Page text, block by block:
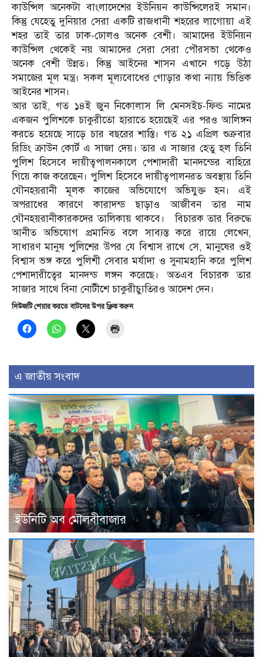
কাউন্সিল অনেকটা বাংলাদেশের ইউনিয়ন কাউন্সিলেরই সমান।
কিন্তু যেহেতু দুনিয়ার সেরা একটি রাজধানী শহরের লাগোয়া এই
শহর তাই তার ঢাক-ঢোলও অনেক বেশী। আমাদের ইউনিয়ন
কাউন্সিল থেকেই নয় আমাদের সেরা সেরা পৌরসভা থেকেও
অনেক বেশী উন্নত। কিন্তু আইনের শাসন এখানে গড়ে উঠা
সমাজের মূল মন্ত্র। সকল মূল্যবোধের গোড়ার কথা ন্যায় ভিত্তিক
আইনের শাসন।
আর তাই, গত ১৪ই জুন নিকোলাস লি মেনসইচ-ফিল্ড নামের
একজন পুলিশকে চাকুরীতো হারাতে হয়েছেই এর পরও আলিঙ্গন
করতে হয়েছে সাড়ে চার বছরের শাস্তি। গত ২১ এপ্রিল শুক্রবার
রিডিং ক্রাউন কোর্ট এ সাজা দেয়। তার এ সাজার হেতু হল তিনি
পুলিশ হিসেবে দায়ীত্বপালনকালে পেশাদারী মানদন্ডের বাহিরে
গিয়ে কাজ করেছেন। পুলিশ হিসেবে দায়ীত্বপালনরত অবস্থায় তিনি
যৌনহয়রানী মূলক কাজের অভিযোগে অভিযুক্ত হন। এই
অপরাধের কারণে কারাদন্ড ছাড়াও আজীবন তার নাম
যৌনহয়রানীকারকদের তালিকায় থাকবে। বিচারক তার বিরুদ্ধে
আনীত অভিযোগ প্রমানিত বলে সাব্যস্ত করে রায়ে লেখেন,
সাধারণ মানুষ পুলিশের উপর যে বিশ্বাস রাখে সে, মানুষের ওই
বিশ্বাস ভঙ্গ করে পুলিশী সেবার মর্যাদা ও সুনামহানি করে পুলিশ
পেশাদারীত্বের মানদন্ড লঙ্গন করেছে। অতএব বিচারক তার
সাজার সাথে বিনা নোটীশে চাকুরীচ্যুতিরও আদেশ দেন।
নিউজটি শেয়ার করতে বাটনের উপর ক্লিক করুন
এ জাতীয় সংবাদ
ইউনিটি অব মৌলবীবাজার